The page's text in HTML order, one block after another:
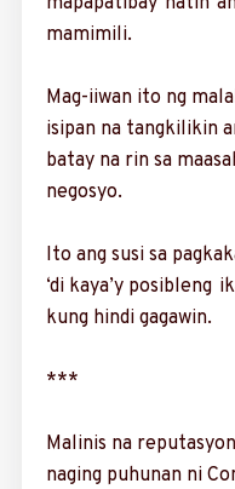
mamimili.
Mag-iiwan ito ng
isipan na tangkili­kin
batay na rin sa
negosyo.
Ito ang susi sa
‘di kaya’y posibleng
kung hindi gagawin.
***
Malinis na
naging puhunan ni